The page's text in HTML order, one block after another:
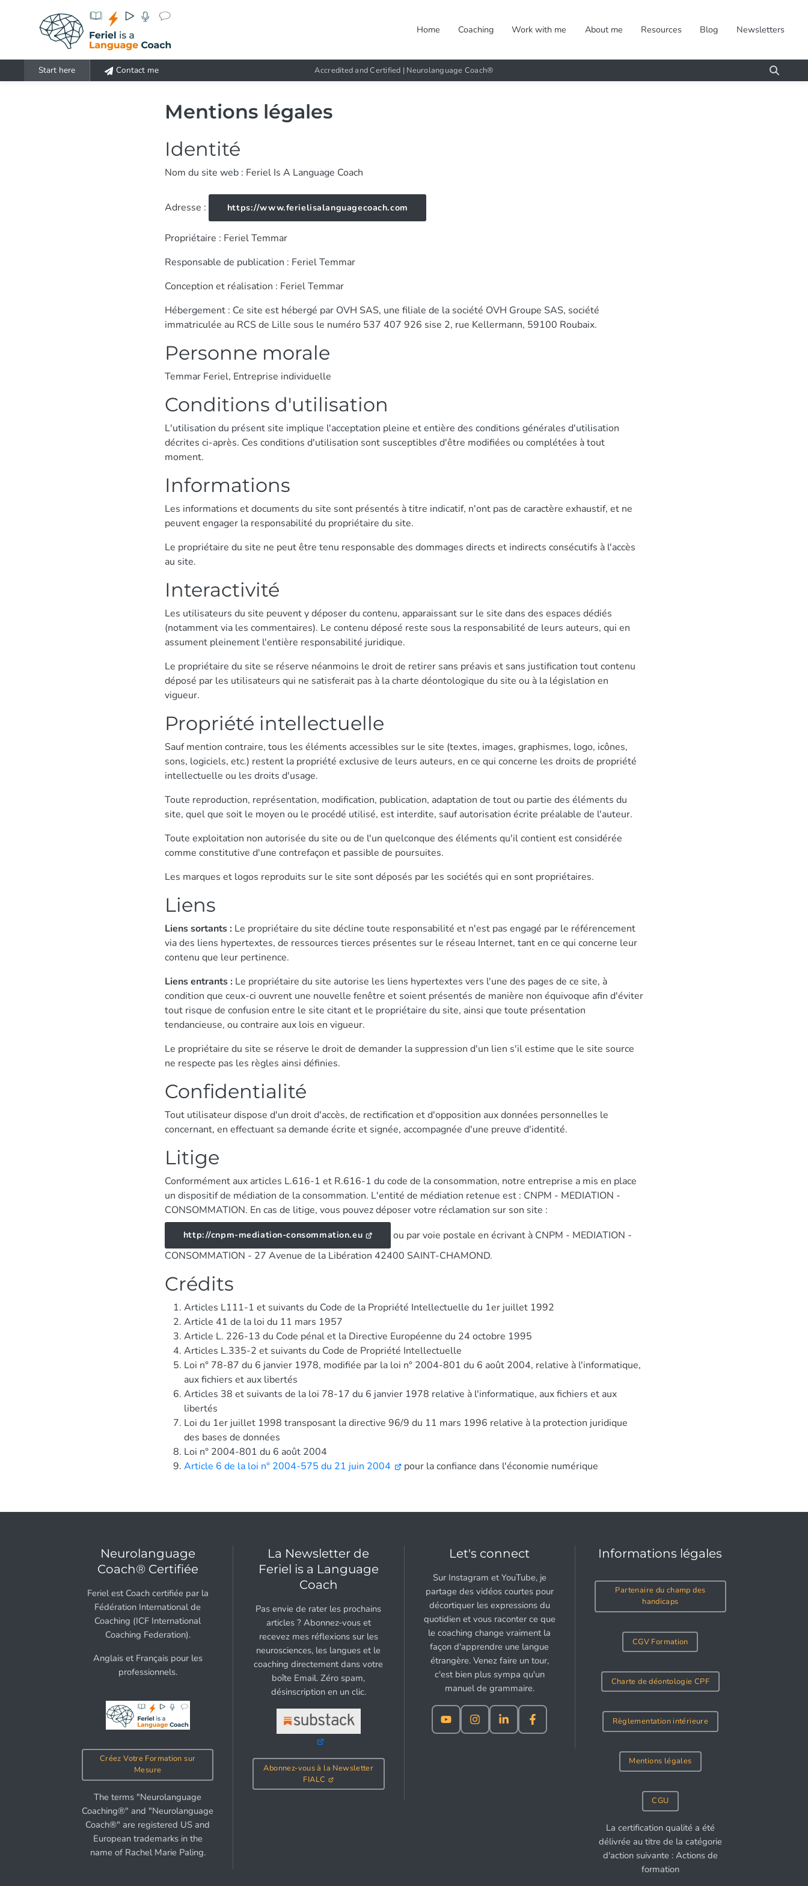
Home Coaching Work with me About me Resources Blog Newsletters
Start here Contact me Accredited and Certified | Neurolanguage Coach®
Mentions légales
Identité
Nom du site web : Feriel Is A Language Coach
Adresse : https://www.ferielisalanguagecoach.com
Propriétaire : Feriel Temmar
Responsable de publication : Feriel Temmar
Conception et réalisation : Feriel Temmar
Hébergement : Ce site est hébergé par OVH SAS, une filiale de la société OVH Groupe SAS, société
immatriculée au RCS de Lille sous le numéro 537 407 926 sise 2, rue Kellermann, 59100 Roubaix.
Personne morale
Temmar Feriel, Entreprise individuelle
Conditions d'utilisation
L'utilisation du présent site implique l'acceptation pleine et entière des conditions générales d'utilisation
décrites ci-après. Ces conditions d'utilisation sont susceptibles d'être modifiées ou complétées à tout
moment.
Informations
Les informations et documents du site sont présentés à titre indicatif, n'ont pas de caractère exhaustif, et ne
peuvent engager la responsabilité du propriétaire du site.
Le propriétaire du site ne peut être tenu responsable des dommages directs et indirects consécutifs à l'accès
au site.
Interactivité
Les utilisateurs du site peuvent y déposer du contenu, apparaissant sur le site dans des espaces dédiés
(notamment via les commentaires). Le contenu déposé reste sous la responsabilité de leurs auteurs, qui en
assument pleinement l'entière responsabilité juridique.
Le propriétaire du site se réserve néanmoins le droit de retirer sans préavis et sans justification tout contenu
déposé par les utilisateurs qui ne satisferait pas à la charte déontologique du site ou à la législation en
vigueur.
Propriété intellectuelle
Sauf mention contraire, tous les éléments accessibles sur le site (textes, images, graphismes, logo, icônes,
sons, logiciels, etc.) restent la propriété exclusive de leurs auteurs, en ce qui concerne les droits de propriété
intellectuelle ou les droits d'usage.
Toute reproduction, représentation, modification, publication, adaptation de tout ou partie des éléments du
site, quel que soit le moyen ou le procédé utilisé, est interdite, sauf autorisation écrite préalable de l'auteur.
Toute exploitation non autorisée du site ou de l'un quelconque des éléments qu'il contient est considérée
comme constitutive d'une contrefaçon et passible de poursuites.
Les marques et logos reproduits sur le site sont déposés par les sociétés qui en sont propriétaires.
Liens
Liens sortants : Le propriétaire du site décline toute responsabilité et n'est pas engagé par le référencement
via des liens hypertextes, de ressources tierces présentes sur le réseau Internet, tant en ce qui concerne leur
contenu que leur pertinence.
Liens entrants : Le propriétaire du site autorise les liens hypertextes vers l'une des pages de ce site, à
condition que ceux-ci ouvrent une nouvelle fenêtre et soient présentés de manière non équivoque afin d'éviter
tout risque de confusion entre le site citant et le propriétaire du site, ainsi que toute présentation
tendancieuse, ou contraire aux lois en vigueur.
Le propriétaire du site se réserve le droit de demander la suppression d'un lien s'il estime que le site source
ne respecte pas les règles ainsi définies.
Confidentialité
Tout utilisateur dispose d'un droit d'accès, de rectification et d'opposition aux données personnelles le
concernant, en effectuant sa demande écrite et signée, accompagnée d'une preuve d'identité.
Litige
Conformément aux articles L.616-1 et R.616-1 du code de la consommation, notre entreprise a mis en place
un dispositif de médiation de la consommation. L'entité de médiation retenue est : CNPM - MEDIATION -
CONSOMMATION. En cas de litige, vous pouvez déposer votre réclamation sur son site :
http://cnpm-mediation-consommation.eu
ou par voie postale en écrivant à CNPM - MEDIATION -
CONSOMMATION - 27 Avenue de la Libération 42400 SAINT-CHAMOND.
Crédits
Articles L111-1 et suivants du Code de la Propriété Intellectuelle du 1er juillet 1992
Article 41 de la loi du 11 mars 1957
Article L. 226-13 du Code pénal et la Directive Européenne du 24 octobre 1995
Articles L.335-2 et suivants du Code de Propriété Intellectuelle
Loi n° 78-87 du 6 janvier 1978, modifiée par la loi n° 2004-801 du 6 août 2004, relative à l'informatique,
aux fichiers et aux libertés
Articles 38 et suivants de la loi 78-17 du 6 janvier 1978 relative à l'informatique, aux fichiers et aux
libertés
Loi du 1er juillet 1998 transposant la directive 96/9 du 11 mars 1996 relative à la protection juridique
des bases de données
Loi n° 2004-801 du 6 août 2004
Article 6 de la loi n° 2004-575 du 21 juin 2004
pour la confiance dans l'économie numérique
Neurolanguage
Coach® Certifiée
Feriel est Coach certifiée par la
Fédération International de
Coaching (ICF International
Coaching Federation).
Anglais et Français pour les
professionnels.
Créez Votre Formation sur
Mesure
The terms "Neurolanguage
Coaching®" and "Neurolanguage
Coach®" are registered US and
European trademarks in the
name of Rachel Marie Paling.
La Newsletter de
Feriel is a Language
Coach
Pas envie de rater les prochains
articles ? Abonnez-vous et
recevez mes réflexions sur les
neurosciences, les langues et le
coaching directement dans votre
boîte Email. Zéro spam,
désinscription en un clic.
Abonnez-vous à la Newsletter
FIALC
Let's connect
Sur Instagram et YouTube, je
partage des vidéos courtes pour
décortiquer les expressions du
quotidien et vous raconter ce que
le coaching change vraiment la
façon d'apprendre une langue
étrangère. Venez faire un tour,
c'est bien plus sympa qu'un
manuel de grammaire.
Informations légales
Partenaire du champ des
handicaps
CGV Formation
Charte de déontologie CPF
Règlementation intérieure
Mentions légales
CGU
La certification qualité a été
délivrée au titre de la catégorie
d'action suivante : Actions de
formation